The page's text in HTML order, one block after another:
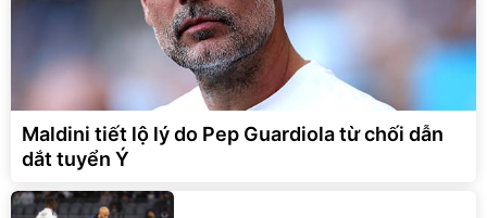
Maldini tiết lộ lý do Pep Guardiola từ chối dẫn
dắt tuyển Ý